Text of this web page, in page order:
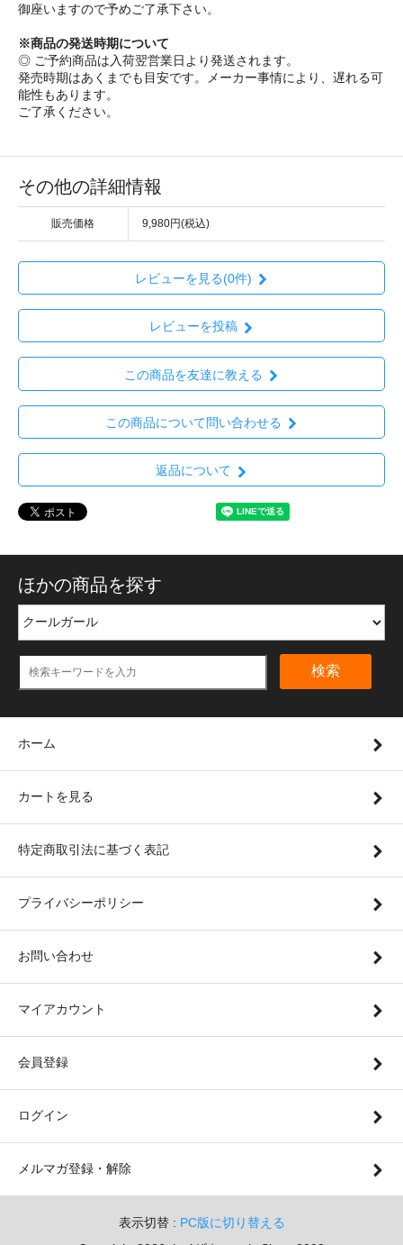
御座いますので予めご了承下さい。
※商品の発送時期について
◎ ご予約商品は入荷翌営業日より発送されます。
発売時期はあくまでも目安です。メーカー事情により、遅れる可
能性もあります。
ご了承ください。
その他の詳細情報
販売価格 9,980円(税込)
レビューを見る(0件)
レビューを投稿
この商品を友達に教える
この商品について問い合わせる
返品について
ほかの商品を探す
検索
ホーム
カートを見る
特定商取引法に基づく表記
プライバシーポリシー
お問い合わせ
マイアカウント
会員登録
ログイン
メルマガ登録・解除
表示切替 : PC版に切り替える